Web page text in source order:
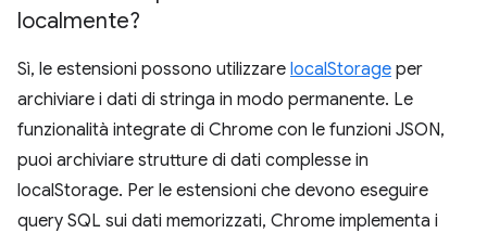
localmente?
Sì, le estensioni possono utilizzare localStorage per
archiviare i dati di stringa in modo permanente. Le
funzionalità integrate di Chrome con le funzioni JSON,
puoi archiviare strutture di dati complesse in
localStorage. Per le estensioni che devono eseguire
query SQL sui dati memorizzati, Chrome implementa i